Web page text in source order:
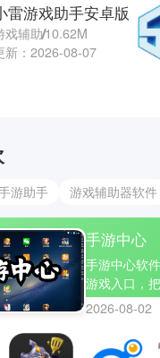
雷游戏助手安卓版
戏辅助10.62M
新：2026-08-07
游助手 游戏辅助器软件
手游中心
手游中心软
游戏入口，
集中整理在
户快速找到
技到休闲解
2026-08-02